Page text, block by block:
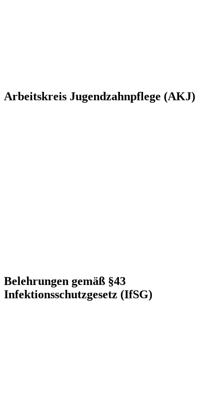
Arbeitskreis Jugendzahnpflege (AKJ)
Belehrungen gemäß §43
Infektionsschutzgesetz (IfSG)